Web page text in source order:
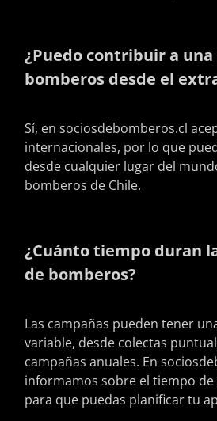
¿Puedo contribuir a
bomberos desde el
Sí, en sociosdebomberos.cl
internacionales, por lo que
desde cualquier lugar del
bomberos de Chile.
¿Cuánto tiempo duran
de bomberos?
Las campañas pueden tener
variable, desde colectas
campañas anuales. En
informamos sobre el tiempo de
para que puedas planificar tu